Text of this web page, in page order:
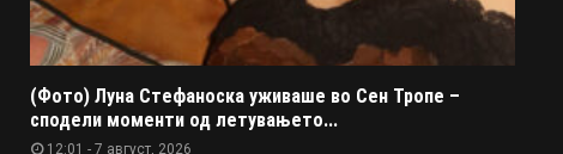
(Фото) Луна Стефаноска уживаше во Сен Тропе –
сподели моменти од летувањето...
12:01 - 7 август, 2026